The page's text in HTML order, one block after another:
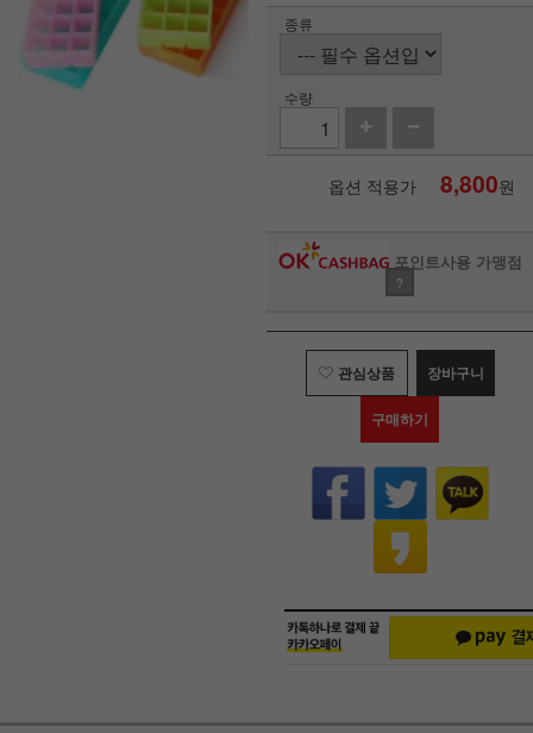
종류
수량
옵션 적용가 8,800원
포인트사용 가맹점
?
관심상품 장바구니
구매하기